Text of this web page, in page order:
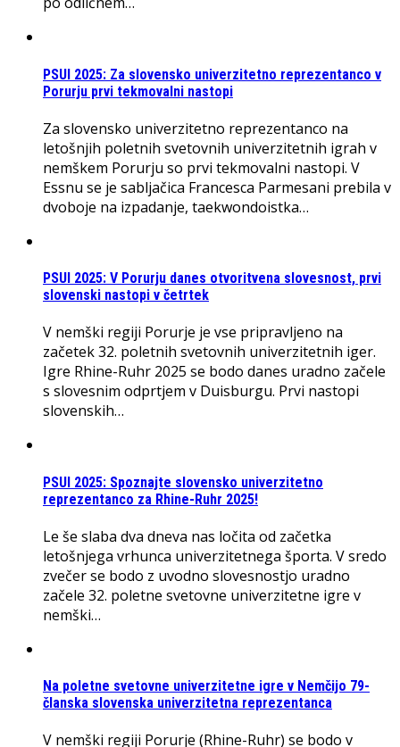
PSUI 2025: Za slovensko univerzitetno reprezentanco v
Porurju prvi tekmovalni nastopi
Za slovensko univerzitetno reprezentanco na
letošnjih poletnih svetovnih univerzitetnih igrah v
nemškem Porurju so prvi tekmovalni nastopi. V
Essnu se je sabljačica Francesca Parmesani prebila v
dvoboje na izpadanje, taekwondoistka…
PSUI 2025: V Porurju danes otvoritvena slovesnost, prvi
slovenski nastopi v četrtek
V nemški regiji Porurje je vse pripravljeno na
začetek 32. poletnih svetovnih univerzitetnih iger.
Igre Rhine-Ruhr 2025 se bodo danes uradno začele
s slovesnim odprtjem v Duisburgu. Prvi nastopi
slovenskih…
PSUI 2025: Spoznajte slovensko univerzitetno
reprezentanco za Rhine-Ruhr 2025!
Le še slaba dva dneva nas ločita od začetka
letošnjega vrhunca univerzitetnega športa. V sredo
zvečer se bodo z uvodno slovesnostjo uradno
začele 32. poletne svetovne univerzitetne igre v
nemški…
Na poletne svetovne univerzitetne igre v Nemčijo 79-
članska slovenska univerzitetna reprezentanca
V nemški regiji Porurje (Rhine-Ruhr) se bodo v